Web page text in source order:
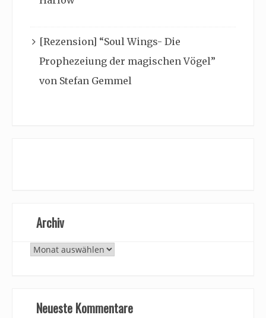
[Rezension] “Soul Wings- Die
Prophezeiung der magischen Vögel”
von Stefan Gemmel
Archiv
Archiv
Neueste Kommentare